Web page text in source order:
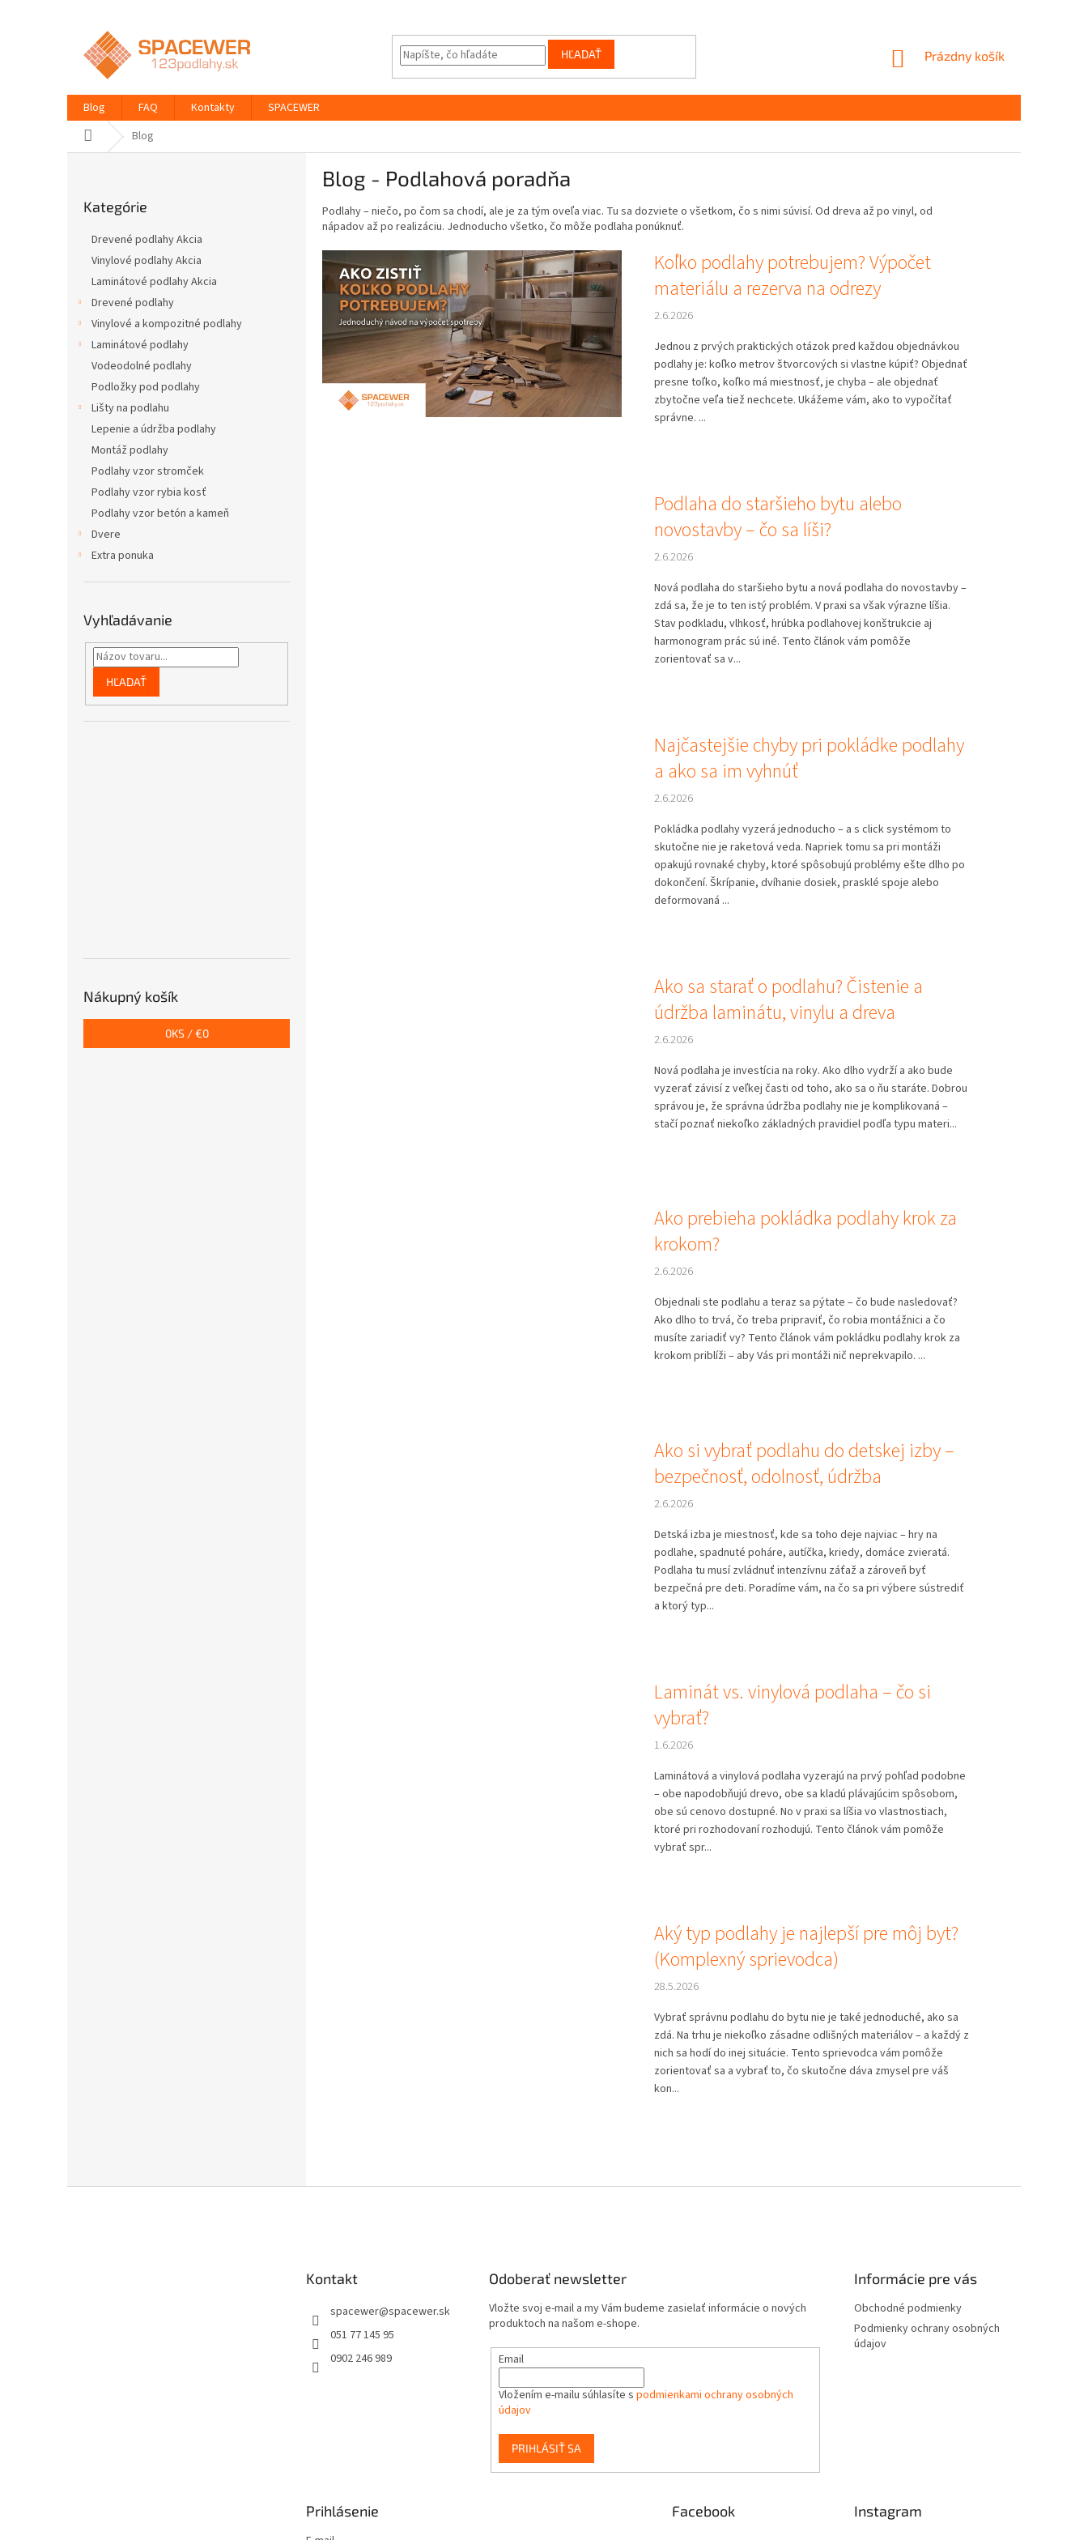
HĽADAŤ
NÁKUPNÝ
Prázdny košík
Blog FAQ Kontakty
SPACEWER
DomovBlog
kategórie
Kategórie
Drevené podlahy Akcia
Vinylové podlahy Akcia
Laminátové podlahy Akcia
Drevené podlahy
Vinylové a kompozitné podlahy
Laminátové podlahy
Vodeodolné podlahy
Podložky pod podlahy
Lišty na podlahu
Lepenie a údržba podlahy
Montáž podlahy
Podlahy vzor stromček
Podlahy vzor rybia kosť
Podlahy vzor betón a kameň
Dvere
Extra ponuka
Vyhľadávanie
HĽADAŤ
Nákupný košík
0KS /€0
Blog - Podlahová poradňa
Podlahy – niečo, po čom sa chodí, ale je za tým oveľa viac. Tu sa dozviete o všetkom, čo s nimi súvisí. Od dreva až po vinyl, od
nápadov až po realizáciu. Jednoducho všetko, čo môže podlaha ponúknuť.
V
ý
p
s
č
l
á
Koľko podlahy potrebujem? Výpočet
materiálu a rezerva na odrezy
2.6.2026
Jednou z prvých praktických otázok pred každou objednávkou
podlahy je: koľko metrov štvorcových si vlastne kúpiť? Objednať
presne toľko, koľko má miestnosť, je chyba – ale objednať
zbytočne veľa tiež nechcete. Ukážeme vám, ako to vypočítať
správne. ...
Podlaha do staršieho bytu alebo
novostavby – čo sa líši?
2.6.2026
Nová podlaha do staršieho bytu a nová podlaha do novostavby –
zdá sa, že je to ten istý problém. V praxi sa však výrazne líšia.
Stav podkladu, vlhkosť, hrúbka podlahovej konštrukcie aj
harmonogram prác sú iné. Tento článok vám pomôže
zorientovať sa v...
Najčastejšie chyby pri pokládke podlahy
a ako sa im vyhnúť
2.6.2026
Pokládka podlahy vyzerá jednoducho – a s click systémom to
skutočne nie je raketová veda. Napriek tomu sa pri montáži
opakujú rovnaké chyby, ktoré spôsobujú problémy ešte dlho po
dokončení. Škrípanie, dvíhanie dosiek, prasklé spoje alebo
deformovaná ...
Ako sa starať o podlahu? Čistenie a
údržba laminátu, vinylu a dreva
2.6.2026
Nová podlaha je investícia na roky. Ako dlho vydrží a ako bude
vyzerať závisí z veľkej časti od toho, ako sa o ňu staráte. Dobrou
správou je, že správna údržba podlahy nie je komplikovaná –
stačí poznať niekoľko základných pravidiel podľa typu materi...
Ako prebieha pokládka podlahy krok za
krokom?
2.6.2026
Objednali ste podlahu a teraz sa pýtate – čo bude nasledovať?
Ako dlho to trvá, čo treba pripraviť, čo robia montážnici a čo
musíte zariadiť vy? Tento článok vám pokládku podlahy krok za
krokom priblíži – aby Vás pri montáži nič neprekvapilo. ...
Ako si vybrať podlahu do detskej izby –
bezpečnosť, odolnosť, údržba
2.6.2026
Detská izba je miestnosť, kde sa toho deje najviac – hry na
podlahe, spadnuté poháre, autíčka, kriedy, domáce zvieratá.
Podlaha tu musí zvládnuť intenzívnu záťaž a zároveň byť
bezpečná pre deti. Poradíme vám, na čo sa pri výbere sústrediť
a ktorý typ...
Laminát vs. vinylová podlaha – čo si
vybrať?
1.6.2026
Laminátová a vinylová podlaha vyzerajú na prvý pohľad podobne
– obe napodobňujú drevo, obe sa kladú plávajúcim spôsobom,
obe sú cenovo dostupné. No v praxi sa líšia vo vlastnostiach,
ktoré pri rozhodovaní rozhodujú. Tento článok vám pomôže
vybrať spr...
Aký typ podlahy je najlepší pre môj byt?
(Komplexný sprievodca)
28.5.2026
Vybrať správnu podlahu do bytu nie je také jednoduché, ako sa
zdá. Na trhu je niekoľko zásadne odlišných materiálov – a každý z
nich sa hodí do inej situácie. Tento sprievodca vám pomôže
zorientovať sa a vybrať to, čo skutočne dáva zmysel pre váš
kon...
v
p
k
ý
Kontakt
spacewer@spacewer.sk
051 77 145 95
0902 246 989
Odoberať newsletter
Vložte svoj e-mail a my Vám budeme zasielať informácie o nových
produktoch na našom e-shope.
Email
Vložením e-mailu súhlasíte s podmienkami ochrany osobných
údajov
PRIHLÁSIŤ SA
Informácie pre vás
Obchodné podmienky
Podmienky ochrany osobných
údajov
Prihlásenie Facebook Instagram